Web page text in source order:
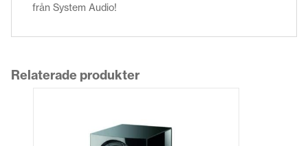
från System Audio!
Relaterade produkter